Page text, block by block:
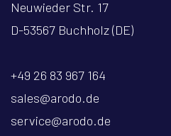
Neuwieder Str. 17
D-53567 Buchholz (DE)
+49 26 83 967 164
sales@arodo.de
service@arodo.de